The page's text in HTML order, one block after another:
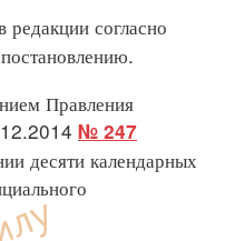
редакции согласно
Правления
№ 247
десяти календарных